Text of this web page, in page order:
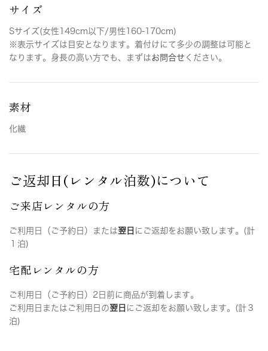
サイズ
Sサイズ(女性149cm以下/男性160-170cm)
※表示サイズは目安となります。着付けにて多少の調整は可能と
なります。身長の高い方でも、まずはお問合せ ください。
素材
化繊
ご返却日(レンタル泊数)について
ご来店レンタルの方
ご利用日（ご予約日）または翌日 にご返却をお願い致します。(計
１泊)
宅配レンタルの方
ご利用日（ご予約日）2日前に商品が到着します。
ご利用日またはご利用日の翌日 にご返却をお願い致します。(計３
泊)